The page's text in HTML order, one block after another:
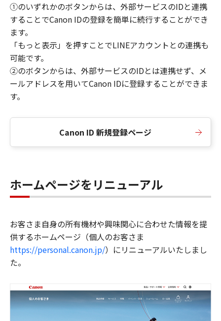
①のいずれかのボタンからは、外部サービスのIDと連携
することでCanon IDの登録を簡単に続行することができ
ます。
「もっと表示」を押すことでLINEアカウントとの連携も
可能です。
②のボタンからは、外部サービスのIDとは連携せず、メ
ールアドレスを用いてCanon IDに登録することができま
す。
Canon ID 新規登録ページ
ホームページをリニューアル
お客さま自身の所有機材や興味関心に合わせた情報を提
供するホームページ（個人のお客さま
https://personal.canon.jp/）にリニューアルいたしまし
た。